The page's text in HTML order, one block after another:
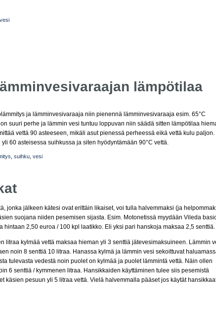
vesi
lämpötilaa
ja lämminvesivaraaja niin pienennä lämminvesivaraaja esim. 65°C
suuri perhe ja lämmin vesi tuntuu loppuvan niin säädä sitten lämpötilaa
vettä 90 asteeseen, mikäli asut pienessä perheessä eikä vettä kulu paljon.
60 asteisessa suihkussa ja siten hyödyntämään 90°C vettä.
suihku vesi
jonka jälkeen kätesi ovat erittäin likaiset, voi tulla halvemmaksi (ja
suojana niiden pesemisen sijasta. Esim. Motonetissä myydään Vileda
hintaan 2,50 euroa / 100 kpl laatikko. Eli yksi pari hanskoja maksaa 2,5 senttiä.
litraa kylmää vettä maksaa hieman yli 3 senttiä jätevesimaksuineen. Lämmin
noin 8 senttiä 10 litraa. Hanassa kylmä ja lämmin vesi sekoittuvat
tulevasta vedestä noin puolet on kylmää ja puolet lämmintä vettä. Näin ollen
6 senttiä / kymmenen litraa. Hansikkaiden käyttäminen tulee siis pesemistä
käsien pesuun yli 5 litraa vettä. Vielä halvemmalla pääset jos käytät